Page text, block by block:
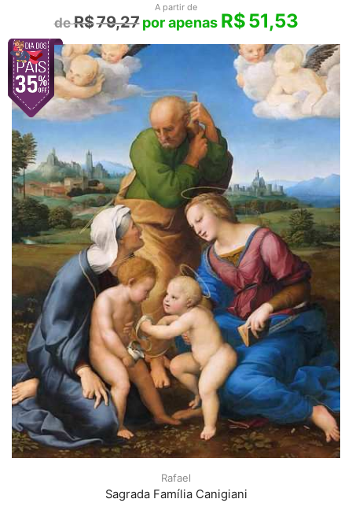
A partir de
R$79,27 R$51,53
Rafael
Sagrada Família Canigiani